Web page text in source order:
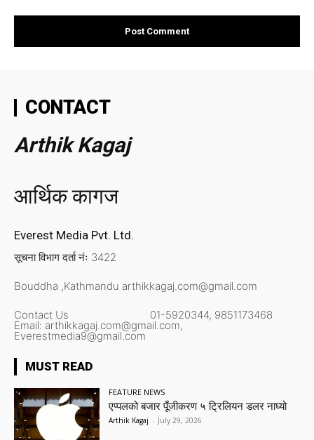
CONTACT
Arthik Kagaj
आर्थिक कागज
Everest Media Pvt. Ltd.
सूचना विभाग दर्ता नंः 3422
Bouddha ,Kathmandu arthikkagaj.com@gmail.com
Contact Us 01-5920344, 9851173468
Email: arthikkagaj.com@gmail.com,
Everestmedia9@gmail.com
MUST READ
FEATURE NEWS
एप्पलको बजार पूँजीकरण ५ ट्रिलियन डलर नाघ्यो
Arthik Kagaj - July 29, 2026